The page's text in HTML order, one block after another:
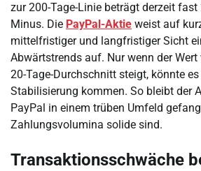
zur 200-Tage-Linie beträgt derzeit fast
Minus. Die PayPal-Aktie weist auf
mittelfristiger und langfristiger Sicht
Abwärtstrends auf. Nur wenn der Wert
20-Tage-Durchschnitt steigt, könnte
Stabilisierung kommen. So bleibt der
PayPal in einem trüben Umfeld
Zahlungsvolumina solide sind.
Transaktionsschwäche